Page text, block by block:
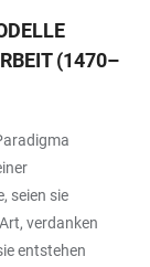
(1470–
seien sie
verdanken
entstehen